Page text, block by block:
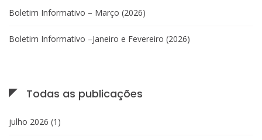
Boletim Informativo – Março (2026)
Boletim Informativo –Janeiro e Fevereiro (2026)
Todas as publicações
julho 2026 (1)